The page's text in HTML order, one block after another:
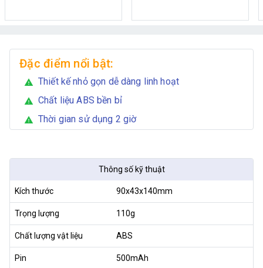
Đặc điểm nổi bật:
warning Thiết kế nhỏ gọn dễ dàng linh hoạt
warning Chất liệu ABS bền bỉ
warning Thời gian sử dụng 2 giờ
Thông số kỹ thuật
Kích thước 90x43x140mm
Trọng lượng 110g
Chất lượng vật liệu ABS
Pin 500mAh